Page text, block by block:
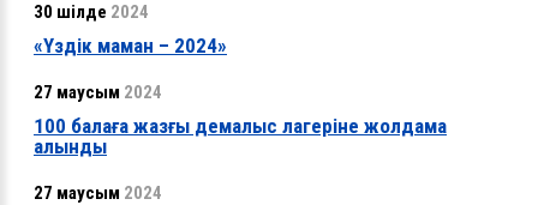
30 шілде 2024
«Үздік маман – 2024»
27 маусым 2024
100 балаға жазғы демалыс лагеріне жолдама
алынды
27 маусым 2024